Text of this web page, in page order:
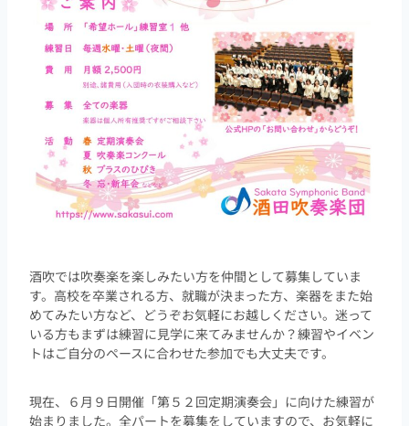
酒吹では吹奏楽を楽しみたい方を仲間として募集していま
す。高校を卒業される方、就職が決まった方、楽器をまた始
めてみたい方など、どうぞお気軽にお越しください。迷って
いる方もまずは練習に見学に来てみませんか？練習やイベン
トはご自分のペースに合わせた参加でも大丈夫です。
現在、６月９日開催「第５２回定期演奏会」に向けた練習が
始まりました。全パートを募集をしていますので、お気軽に